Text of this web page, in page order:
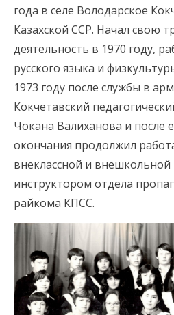
года в селе Володарское
Казахской ССР. Начал свою
деятельность в 1970 году,
русского языка и
1973 году после службы в
Кокчетавский
Чокана Валиханова и после
окончания продолжил
внеклассной и внешкольной
инструктором отдела
райкома КПСС.